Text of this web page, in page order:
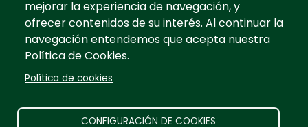
mejorar la experiencia de navegación, y
ofrecer contenidos de su interés. Al continuar la
navegación entendemos que acepta nuestra
Política de Cookies.
Política de cookies
CONFIGURACIÓN DE COOKIES
Contacto
Preguntas frecuentes
Tarifas
Información